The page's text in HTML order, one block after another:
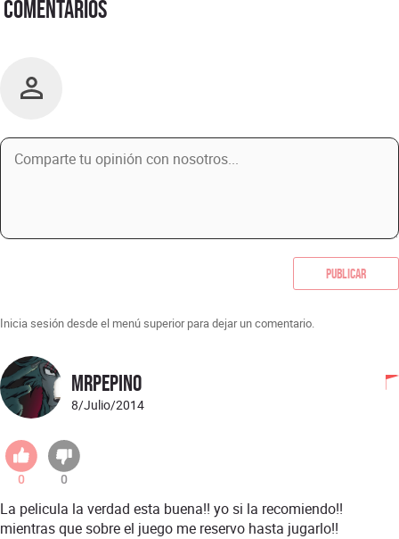
Comentarios
Publicar
Inicia sesión desde el menú superior para dejar un comentario.
MrPepino
8/Julio/2014
0 0
La pelicula la verdad esta buena!! yo si la recomiendo!!
mientras que sobre el juego me reservo hasta jugarlo!!